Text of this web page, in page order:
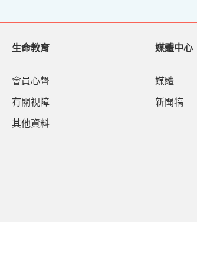
生命教育
會員心聲
有關視障
其他資料
媒體中心
媒體
新聞犒